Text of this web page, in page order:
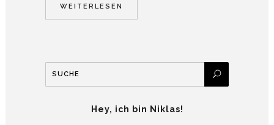
WEITERLESEN
Hey, ich bin Niklas!